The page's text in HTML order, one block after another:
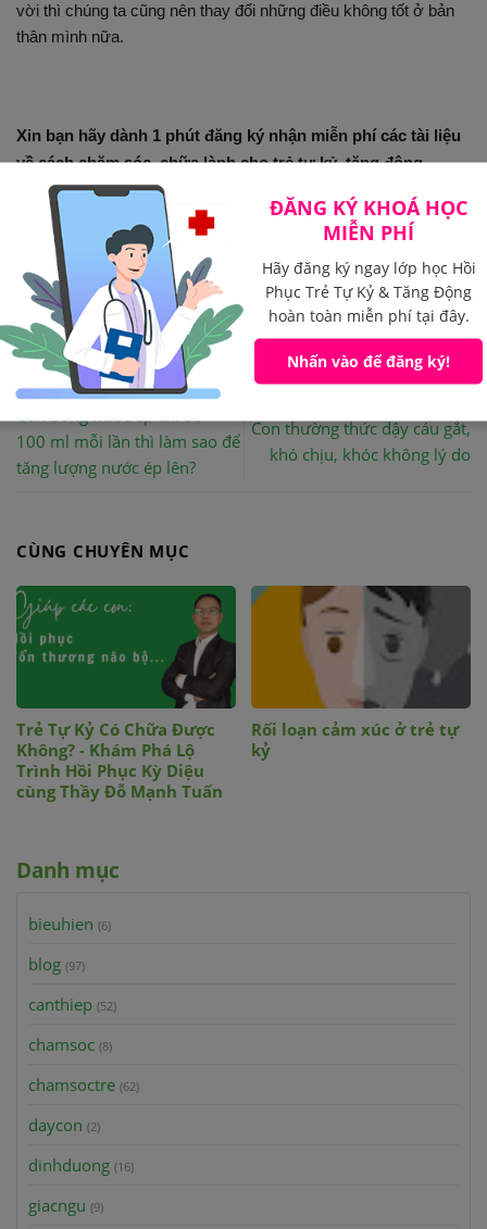
vời thì chúng ta cũng nên thay đổi những điều không tốt ở bản
thân mình nữa.
Xin bạn hãy dành 1 phút đăng ký nhận miễn phí các tài liệu
về cách chăm sóc, chữa lành cho trẻ tự kỷ, tăng động,
chậm nói từ chúng tôi, tôi sẽ gửi thêm cho bạn các kiến
thức, kinh nghiệm để chăm sóc được con tốt hơn.
100 ml mỗi lần thì làm sao để
tăng lượng nước ép lên?
Con thường thức dậy cáu gắt,
khó chịu, khóc không lý do
CÙNG CHUYÊN MỤC
Trẻ Tự Kỷ Có Chữa Được
Không? - Khám Phá Lộ
Trình Hồi Phục Kỳ Diệu
cùng Thầy Đỗ Mạnh Tuấn
Rối loạn cảm xúc ở trẻ tự
kỷ
Danh mục
bieuhien (6)
blog (97)
canthiep (52)
chamsoc (8)
chamsoctre (62)
daycon (2)
dinhduong (16)
giacngu (9)
ĐĂNG KÝ KHOÁ HỌC
MIỄN PHÍ
Hãy đăng ký ngay lớp học Hồi
Phục Trẻ Tự Kỷ & Tăng Động
hoàn toàn miễn phí tại đây.
Nhấn vào để đăng ký!